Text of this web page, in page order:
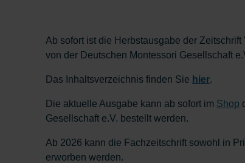
Ab sofort ist die Herbstausgabe der
von der Deutschen Montessori Gesellschaft
Das Inhaltsverzeichnis finden Sie hier.
Die aktuelle Ausgabe kann ab sofort im Shop
Gesellschaft e.V. bestellt werden.
Ab 2026 kann die Fachzeitschrift sowohl in
erworben werden.